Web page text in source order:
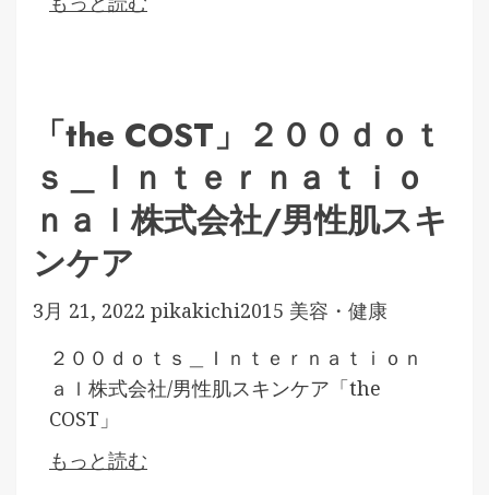
「the COST」２００ｄｏｔ
ｓ＿Ｉｎｔｅｒｎａｔｉｏ
ｎａｌ株式会社/男性肌スキ
ンケア
3月 21, 2022 pikakichi2015 美容・健康
２００ｄｏｔｓ＿Ｉｎｔｅｒｎａｔｉｏｎ
ａｌ株式会社/男性肌スキンケア「the
COST」
もっと読む